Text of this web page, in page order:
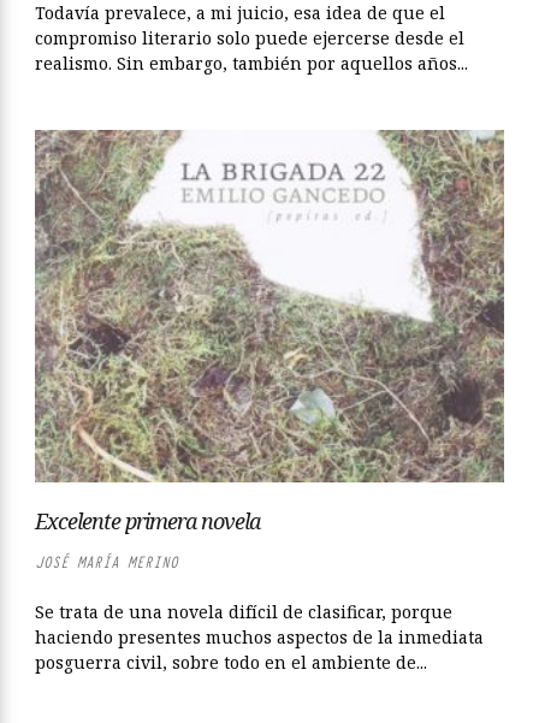
Todavía prevalece, a mi juicio, esa idea de que el
compromiso literario solo puede ejercerse desde el
realismo. Sin embargo, también por aquellos años...
Excelente primera novela
JOSÉ MARÍA MERINO
Se trata de una novela difícil de clasificar, porque
haciendo presentes muchos aspectos de la inmediata
posguerra civil, sobre todo en el ambiente de...